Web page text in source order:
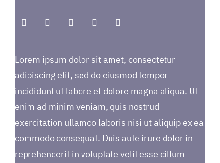
Lorem ipsum dolor sit amet, consectetur
adipiscing elit, sed do eiusmod tempor
incididunt ut labore et dolore magna aliqua. Ut
enim ad minim veniam, quis nostrud
exercitation ullamco laboris nisi ut aliquip ex ea
commodo consequat. Duis aute irure dolor in
reprehenderit in voluptate velit esse cillum